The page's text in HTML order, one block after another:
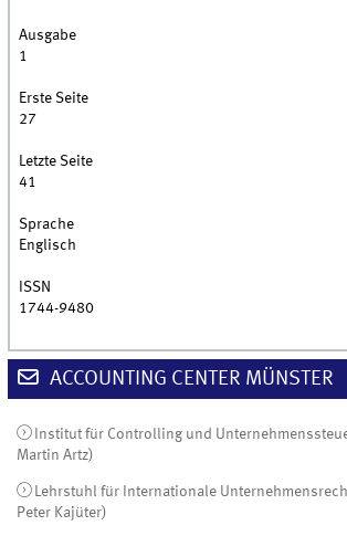
Ausgabe
1
Erste Seite
27
Letzte Seite
41
Sprache
Englisch
ISSN
1744-9480
ACCOUNTING CENTER MÜNSTER
Institut für Controlling und
Martin Artz)
Lehrstuhl für Internationale
Peter Kajüter)